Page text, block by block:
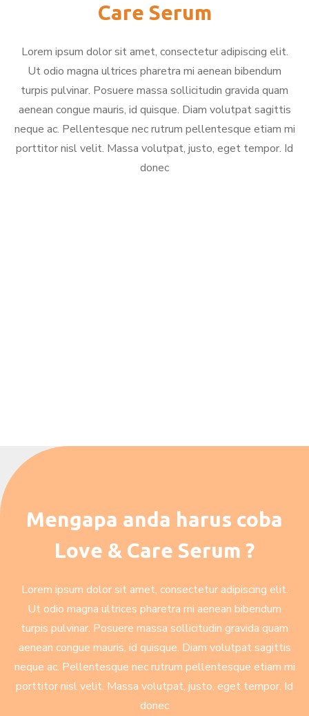
Care Serum
Lorem ipsum dolor sit amet, consectetur adipiscing elit.
Ut odio magna ultrices pharetra mi aenean bibendum
turpis pulvinar. Posuere massa sollicitudin gravida quam
aenean congue mauris, id quisque. Diam volutpat sagittis
neque ac. Pellentesque nec rutrum pellentesque etiam mi
porttitor nisl velit. Massa volutpat, justo, eget tempor. Id
donec
Mengapa anda harus coba
Love & Care Serum ?
Lorem ipsum dolor sit amet, consectetur adipiscing elit.
Ut odio magna ultrices pharetra mi aenean bibendum
turpis pulvinar. Posuere massa sollicitudin gravida quam
aenean congue mauris, id quisque. Diam volutpat sagittis
neque ac. Pellentesque nec rutrum pellentesque etiam mi
porttitor nisl velit. Massa volutpat, justo, eget tempor. Id
donec